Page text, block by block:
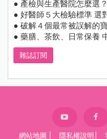
● 產檢與生產醫院怎麼選？
● 好醫師５大檢驗標準 選
● 破解４個最常被誤解的
● 藥膳、茶飲、日常保養
雜誌訂閱
網站地圖 隱私權說明